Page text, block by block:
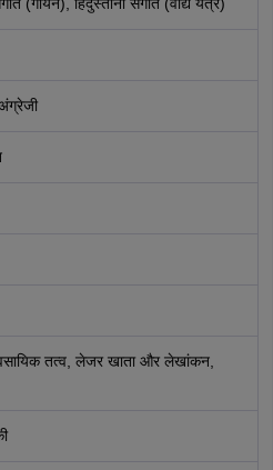
तत्व, लेजर खाता और लेखांकन,